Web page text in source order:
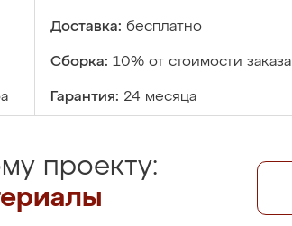
Доставка: бесплатно
Сборка: 10% от стоимости заказа
Гарантия: 24 месяца
проекту: